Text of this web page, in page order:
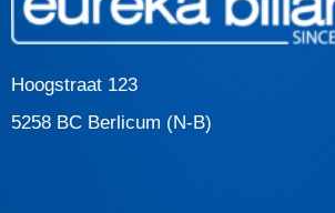
Hoogstraat 123
5258 BC Berlicum (N-B)